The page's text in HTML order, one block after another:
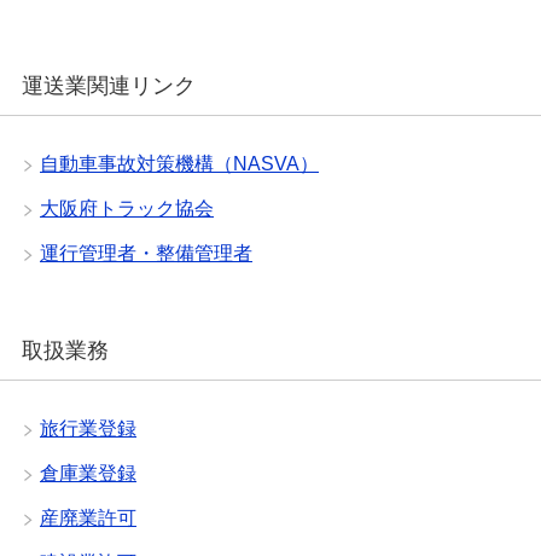
運送業関連リンク
自動車事故対策機構（NASVA）
大阪府トラック協会
運行管理者・整備管理者
取扱業務
旅行業登録
倉庫業登録
産廃業許可